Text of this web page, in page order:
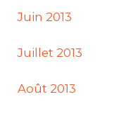
Juin 2013
Juillet 2013
Août 2013